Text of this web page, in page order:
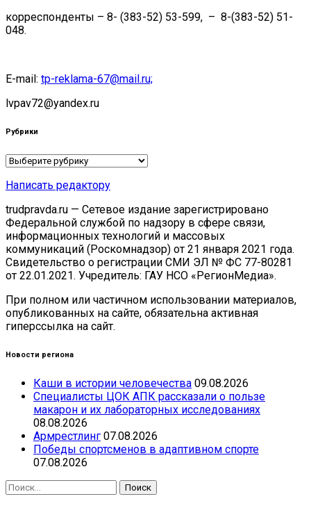
корреспонденты – 8- (383-52) 53-599, – 8-(383-52) 51-
048.
E-mail: tp-reklama-67@mail.ru;
lvpav72@yandex.ru
Рубрики
Рубрики
Написать редактору
trudpravda.ru — Сетевое издание зарегистрировано
Федеральной службой по надзору в сфере связи,
информационных технологий и массовых
коммуникаций (Роскомнадзор) от 21 января 2021 года.
Свидетельство о регистрации СМИ ЭЛ № ФС 77-80281
от 22.01.2021. Учредитель: ГАУ НСО «РегионМедиа».
При полном или частичном использовании материалов,
опубликованных на сайте, обязательна активная
гиперссылка на сайт.
Новости региона
Каши в истории человечества 09.08.2026
Специалисты ЦОК АПК рассказали о пользе
макарон и их лабораторных исследованиях
08.08.2026
Армрестлинг 07.08.2026
Победы спортсменов в адаптивном спорте
07.08.2026
Найти: